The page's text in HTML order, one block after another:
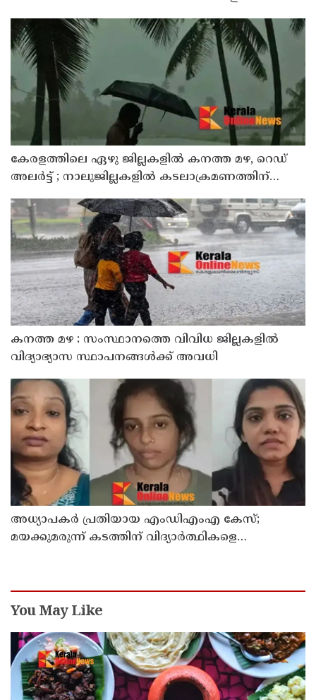
ക്കി എ​ക്​​സൈ​സ്​ വ​കു​പ്പ്​
കേരളത്തിലെ ഏഴു ജില്ലകളിൽ കനത്ത മഴ, റെഡ്
അലർട്ട് ; നാലുജില്ലകളിൽ കടലാക്രമണത്തിന്
സാധ്യത
കനത്ത മഴ : സംസ്ഥാനത്തെ വിവിധ ജില്ലകളിൽ
വിദ്യാഭ്യാസ സ്ഥാപനങ്ങൾക്ക് അവധി
അധ്യാപകര്‍ പ്രതിയായ എംഡിഎംഎ കേസ്;
മയക്കുമരുന്ന് കടത്തിന് വിദ്യാര്‍ത്ഥികളെ
You May Like